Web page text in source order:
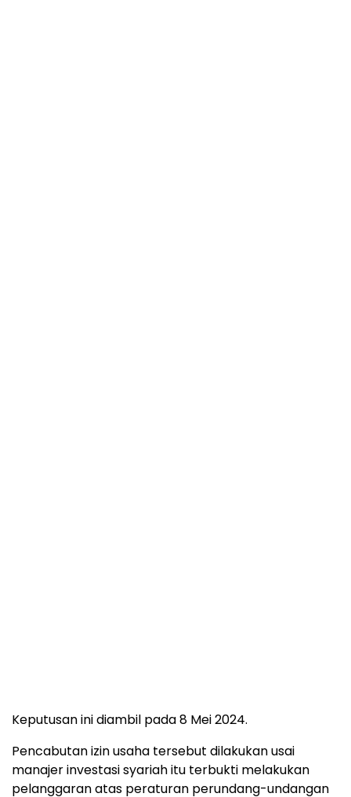
Keputusan ini diambil pada 8 Mei 2024.
Pencabutan izin usaha tersebut dilakukan usai
manajer investasi syariah itu terbukti melakukan
pelanggaran atas peraturan perundang-undangan